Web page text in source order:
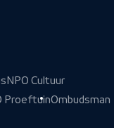
NPO Cultuur
ProeftuinOmbudsman